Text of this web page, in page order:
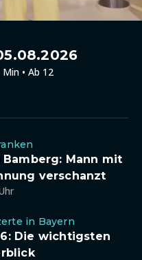
• Ab 12
Bamberg: Mann mit
verschanzt
in Bayern
Die wichtigsten